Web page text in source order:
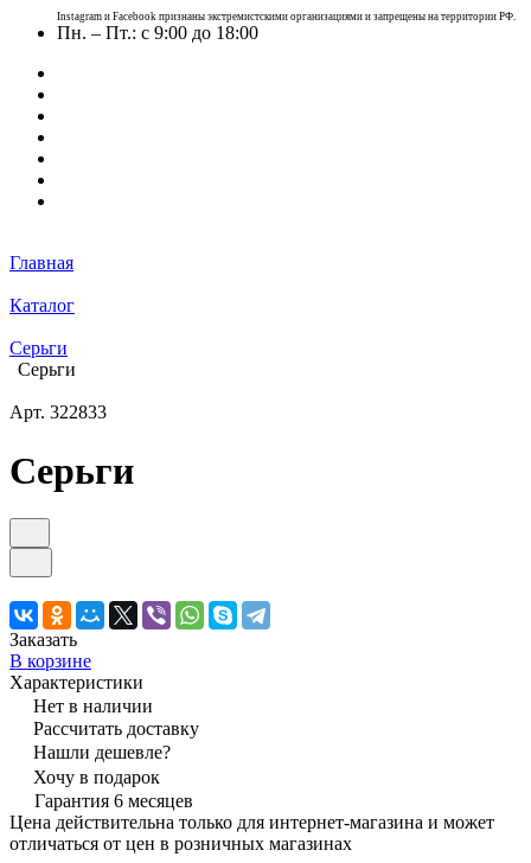
Instagram и Facebook признаны экстремистскими организациями и запрещены на территории РФ.
Пн. – Пт.: с 9:00 до 18:00
Главная
Каталог
Серьги
Серьги
Арт. 322833
Серьги
Заказать
В корзине
Характеристики
Нет в наличии
Рассчитать доставку
Нашли дешевле?
Хочу в подарок
Гарантия 6 месяцев
Цена действительна только для интернет-магазина и может
отличаться от цен в розничных магазинах